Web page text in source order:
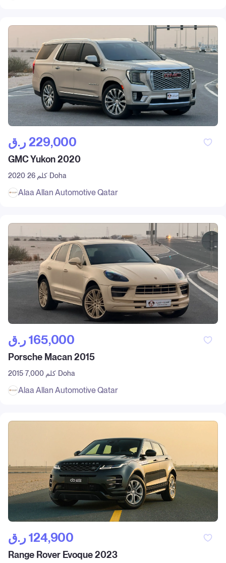
ر.ق‎ 229,000
GMC Yukon 2020
2020 26 كلم Doha
Alaa Allan Automotive Qatar
ر.ق‎ 165,000
Porsche Macan 2015
2015 7,000 كلم Doha
Alaa Allan Automotive Qatar
ر.ق‎ 124,900
Range Rover Evoque 2023